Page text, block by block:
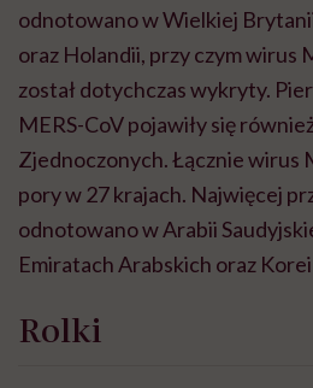
odnotowano w Wielkiej
oraz Holandii, przy czym wirus
został dotychczas wykryty.
MERS-CoV pojawiły się
Zjednoczonych. Łącznie wirus
pory w 27 krajach. Najwięcej
odnotowano w Arabii
Emiratach Arabskich oraz
Rolki